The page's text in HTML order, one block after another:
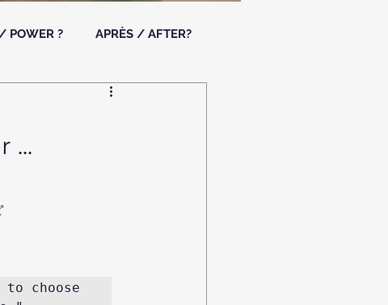
POWER ? APRÈS / AFTER?
...
choose